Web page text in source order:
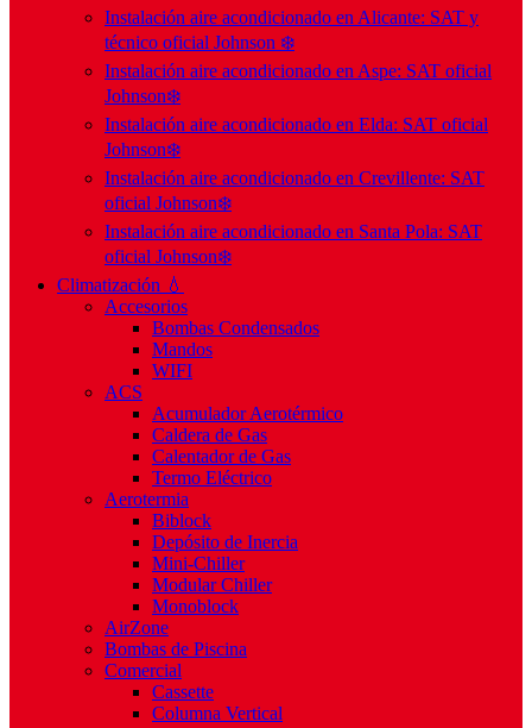
Instalación aire acondicionado en Alicante: SAT y
técnico oficial Johnson ❄️
Instalación aire acondicionado en Aspe: SAT oficial
Johnson❄️
Instalación aire acondicionado en Elda: SAT oficial
Johnson❄️
Instalación aire acondicionado en Crevillente: SAT
oficial Johnson❄️
Instalación aire acondicionado en Santa Pola: SAT
oficial Johnson❄️
Climatización 💧
Accesorios
Bombas Condensados
Mandos
WIFI
ACS
Acumulador Aerotérmico
Caldera de Gas
Calentador de Gas
Termo Eléctrico
Aerotermia
Biblock
Depósito de Inercia
Mini-Chiller
Modular Chiller
Monoblock
AirZone
Bombas de Piscina
Comercial
Cassette
Columna Vertical